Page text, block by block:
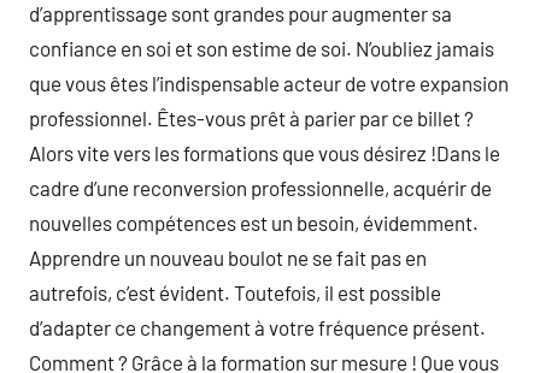
d’apprentissage sont grandes pour augmenter sa
confiance en soi et son estime de soi. N’oubliez jamais
que vous êtes l’indispensable acteur de votre expansion
professionnel. Êtes-vous prêt à parier par ce billet ?
Alors vite vers les formations que vous désirez !Dans le
cadre d’une reconversion professionnelle, acquérir de
nouvelles compétences est un besoin, évidemment.
Apprendre un nouveau boulot ne se fait pas en
autrefois, c’est évident. Toutefois, il est possible
d’adapter ce changement à votre fréquence présent.
Comment ? Grâce à la formation sur mesure ! Que vous